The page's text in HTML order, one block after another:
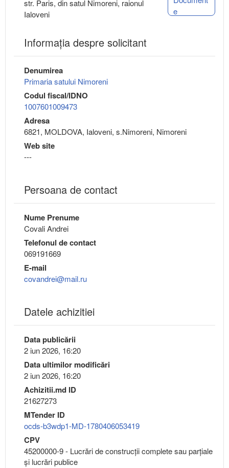
str. Paris, din satul Nimoreni, raionul
Ialoveni
e
Informaţia despre solicitant
Denumirea
Primaria satului Nimoreni
Codul fiscal/IDNO
1007601009473
Adresa
6821, MOLDOVA, Ialoveni, s.Nimoreni, Nimoreni
Web site
---
Persoana de contact
Nume Prenume
Covali Andrei
Telefonul de contact
069191669
E-mail
covandrei@mail.ru
Datele achizitiei
Data publicării
2 iun 2026, 16:20
Data ultimilor modificări
2 iun 2026, 16:20
Achizitii.md ID
21627273
MTender ID
ocds-b3wdp1-MD-1780406053419
CPV
45200000-9 - Lucrări de construcţii complete sau parţiale
şi lucrări publice